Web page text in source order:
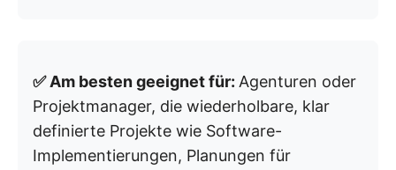
✅ Am besten geeignet für: Agenturen oder
Projektmanager, die wiederholbare, klar
definierte Projekte wie Software-
Implementierungen, Planungen für